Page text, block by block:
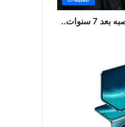
رئيس واتساب يغادر منصبه بعد 7 سنوات..